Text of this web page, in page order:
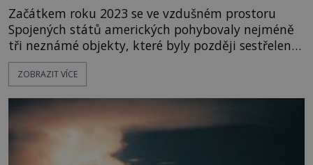
Začátkem roku 2023 se ve vzdušném prostoru
Spojených států amerických pohybovaly nejméně
tři neznámé objekty, které byly později sestřeleny.
Do dnešních dnů nebyly trosky těchto létajících
těles objeveny. Je možné, že šlo o nějaké nové
mimozemského původu? Dne 4. února roku 2023
vydává
ZOBRAZIT VÍCE